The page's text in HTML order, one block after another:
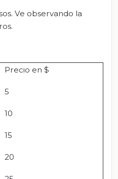
Ve observando la
Precio en $
5
10
15
20